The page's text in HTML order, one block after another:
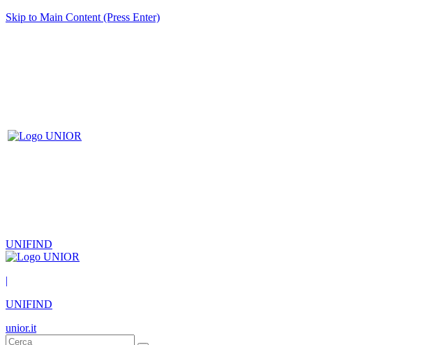
Skip to Main Content (Press Enter)
UNIFIND
|
UNIFIND
unior.it